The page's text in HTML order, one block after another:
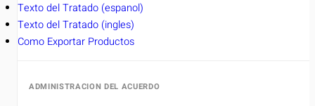
Texto del Tratado (espanol)
Texto del Tratado (ingles)
Como Exportar Productos
ADMINISTRACION DEL ACUERDO